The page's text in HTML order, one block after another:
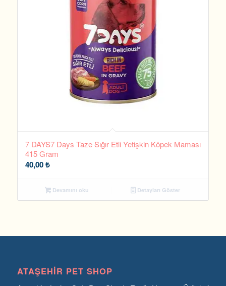
7 DAYS7 Days Taze Sığır Etli Yetişkin Köpek Maması
415 Gram
40,00₺
Devamını oku Detayları Göster
ATAŞEHIR PET SHOP